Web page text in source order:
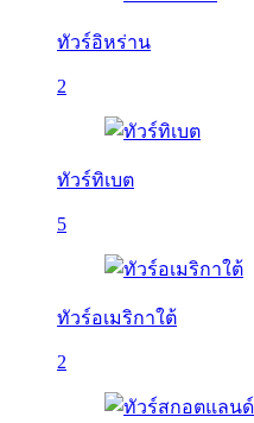
ทัวร์อิหร่าน
2
ทัวร์ทิเบต
5
ทัวร์อเมริกาใต้
2